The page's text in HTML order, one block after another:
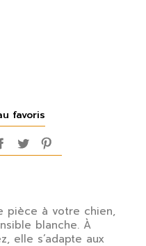
pièce à votre chien,
blanche. À
elle s’adapte aux
favoris